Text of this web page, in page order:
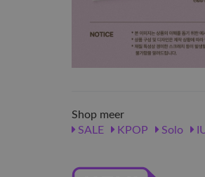
Shop meer
SALE
KPOP Solo